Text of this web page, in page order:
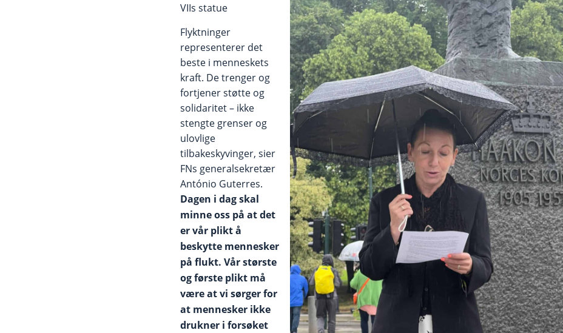
VIIs statue
Flyktninger
representerer det
beste i menneskets
kraft. De trenger og
fortjener støtte og
solidaritet – ikke
stengte grenser og
ulovlige
tilbakeskyvinger, sier
FNs generalsekretær
António Guterres.
Dagen i dag skal
minne oss på at det
er vår plikt å
beskytte mennesker
på flukt. Vår største
og første plikt må
være at vi sørger for
at mennesker ikke
drukner i forsøket